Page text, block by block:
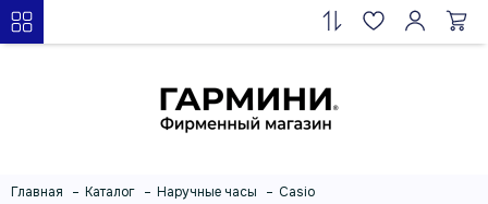
Главная Каталог Наручные часы Casio